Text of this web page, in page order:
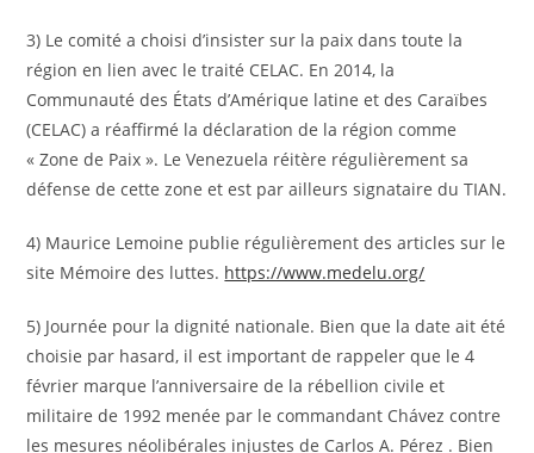
3) Le comité a choisi d’insister sur la paix dans toute la
région en lien avec le traité CELAC. En 2014, la
Communauté des États d’Amérique latine et des Caraïbes
(CELAC) a réaffirmé la déclaration de la région comme
« Zone de Paix ». Le Venezuela réitère régulièrement sa
défense de cette zone et est par ailleurs signataire du TIAN.
4) Maurice Lemoine publie régulièrement des articles sur le
site Mémoire des luttes. https://www.medelu.org/
5) Journée pour la dignité nationale. Bien que la date ait été
choisie par hasard, il est important de rappeler que le 4
février marque l’anniversaire de la rébellion civile et
militaire de 1992 menée par le commandant Chávez contre
les mesures néolibérales injustes de Carlos A. Pérez . Bien